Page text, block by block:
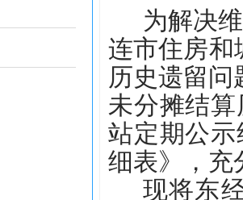
为解决
连市住房和
历史遗留问
未分摊结
站定期公
细表》，充
现将东